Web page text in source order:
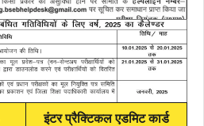
इंटर प्रैक्टिकल एडमिट कार्ड